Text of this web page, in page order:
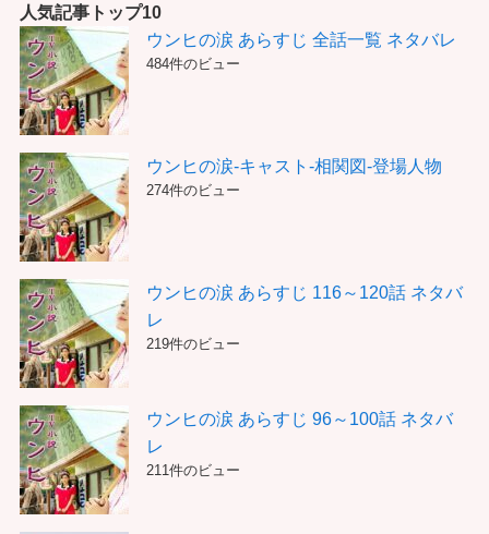
リ
ー
人気記事トップ10
ウンヒの涙 あらすじ 全話一覧 ネタバレ
484件のビュー
ウンヒの涙-キャスト-相関図-登場人物
274件のビュー
ウンヒの涙 あらすじ 116～120話 ネタバ
レ
219件のビュー
ウンヒの涙 あらすじ 96～100話 ネタバ
レ
211件のビュー